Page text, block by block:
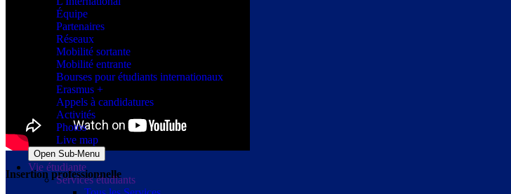
Équipe
Partenaires
Réseaux
Mobilité sortante
Mobilité entrante
Bourses pour étudiants internationaux
Erasmus +
Appels à candidatures
Activités
Photos
Live map
Open Sub-Menu
Vie étudiante
Services étudiants
Insertion professionnelle